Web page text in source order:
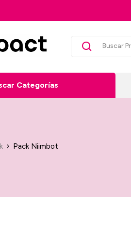
*Sólo comunas seleccionadas
Categorías
Pack Niimbot